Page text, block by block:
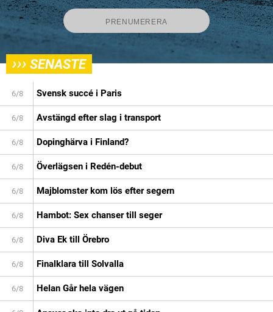
››› SENASTE
6/8 Svensk succé i Paris
6/8 Avstängd efter slag i transport
6/8 Dopinghärva i Finland?
6/8 Överlägsen i Redén-debut
6/8 Majblomster kom lös efter segern
6/8 Hambot: Sex chanser till seger
6/8 Diva Ek till Örebro
6/8 Finalklara till Solvalla
6/8 Helan Går hela vägen